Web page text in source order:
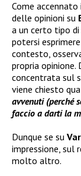
Come
delle opinioni su
a un certo tipo di
potersi
contesto,
propria
concentrata sul
viene chiesto
avvenuti (perché
faccio a darti la
Dunque se su
impressione, sul
molto altro.